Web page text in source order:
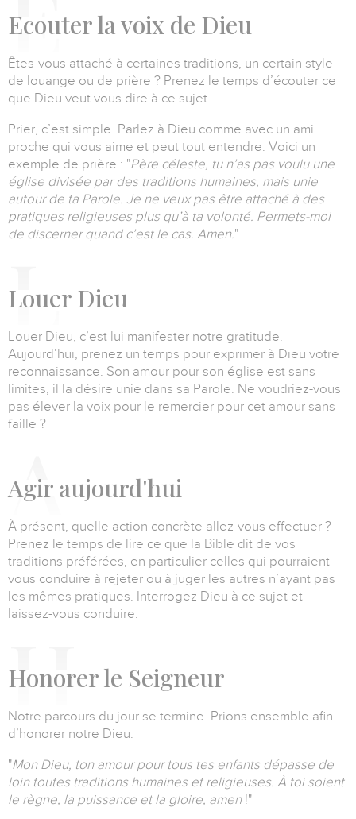
Ecouter la voix de Dieu
Êtes-vous attaché à certaines traditions, un certain style
de louange ou de prière ? Prenez le temps d’écouter ce
que Dieu veut vous dire à ce sujet.
Prier, c’est simple. Parlez à Dieu comme avec un ami
proche qui vous aime et peut tout entendre. Voici un
exemple de prière : "Père céleste, tu n’as pas voulu une
église divisée par des traditions humaines, mais unie
autour de ta Parole. Je ne veux pas être attaché à des
pratiques religieuses plus qu’à ta volonté. Permets-moi
de discerner quand c’est le cas. Amen."
Louer Dieu
Louer Dieu, c’est lui manifester notre gratitude.
Aujourd’hui, prenez un temps pour exprimer à Dieu votre
reconnaissance. Son amour pour son église est sans
limites, il la désire unie dans sa Parole. Ne voudriez-vous
pas élever la voix pour le remercier pour cet amour sans
faille ?
Agir aujourd'hui
À présent, quelle action concrète allez-vous effectuer ?
Prenez le temps de lire ce que la Bible dit de vos
traditions préférées, en particulier celles qui pourraient
vous conduire à rejeter ou à juger les autres n’ayant pas
les mêmes pratiques. Interrogez Dieu à ce sujet et
laissez-vous conduire.
Honorer le Seigneur
Notre parcours du jour se termine. Prions ensemble afin
d’honorer notre Dieu.
"Mon Dieu, ton amour pour tous tes enfants dépasse de
loin toutes traditions humaines et religieuses. À toi soient
le règne, la puissance et la gloire, amen !"